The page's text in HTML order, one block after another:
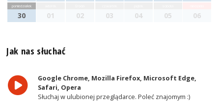
poniedziałek
30 01 02 03 04 05 06
Jak nas słuchać
Google Chrome, Mozilla Firefox, Microsoft Edge,
Safari, Opera
Słuchaj w ulubionej przeglądarce. Poleć znajomym :)